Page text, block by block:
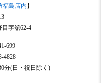
福島店内 】
目字舘62-4
699
4828
分(日・祝日除く)